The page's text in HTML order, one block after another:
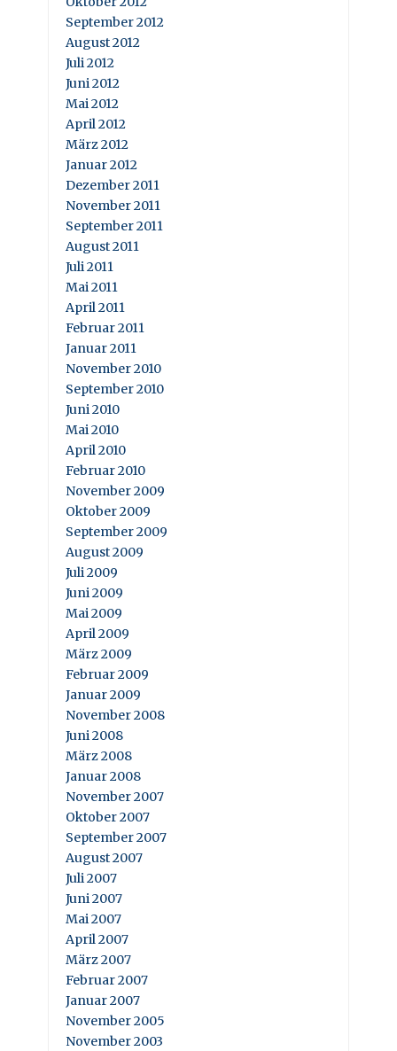
September 2012
August 2012
Juli 2012
Juni 2012
Mai 2012
April 2012
März 2012
Januar 2012
Dezember 2011
November 2011
September 2011
August 2011
Juli 2011
Mai 2011
April 2011
Februar 2011
Januar 2011
November 2010
September 2010
Juni 2010
Mai 2010
April 2010
Februar 2010
November 2009
Oktober 2009
September 2009
August 2009
Juli 2009
Juni 2009
Mai 2009
April 2009
März 2009
Februar 2009
Januar 2009
November 2008
Juni 2008
März 2008
Januar 2008
November 2007
Oktober 2007
September 2007
August 2007
Juli 2007
Juni 2007
Mai 2007
April 2007
März 2007
Februar 2007
Januar 2007
November 2005
November 2003